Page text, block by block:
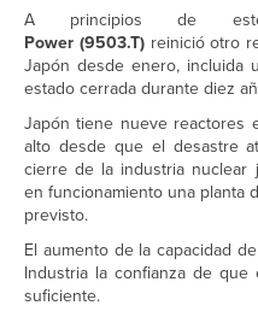
A principios de
Power (9503.T) reinició otro
Japón desde enero, incluida
estado cerrada durante diez
Japón tiene nueve reactores
alto desde que el desastre
cierre de la industria nuclear
en funcionamiento una planta
previsto.
El aumento de la capacidad
Industria la confianza de
suficiente.